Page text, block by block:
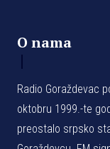
O nama
Radio Goraždevac
oktobru 1999.-te
preostalo srpsko